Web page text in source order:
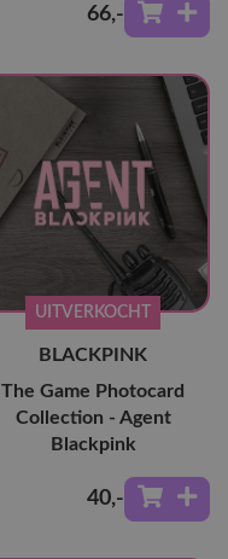
66,-
UITVERKOCHT
BLACKPINK
The Game Photocard
Collection - Agent
Blackpink
40,-